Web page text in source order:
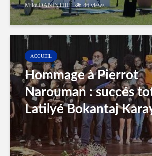
Mike DANINTHE 46 views
ACCUEIL
Hommage à Pierrot
Narouman : succés
Latilyé Bokantaj